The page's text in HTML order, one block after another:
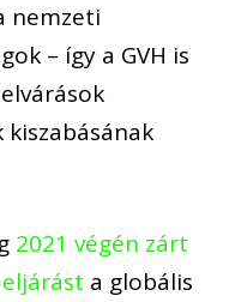
nemzeti
– így a GVH is
2021 végén zárt
a globális